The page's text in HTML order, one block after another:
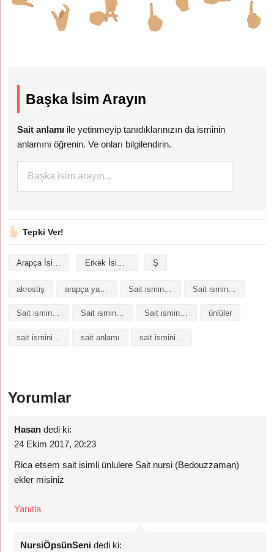
Başka İsim Arayın
Sait anlamı ile yetinmeyip tanıdıklarınızın da isminin
anlamını öğrenin. Ve onları bilgilendirin.
Tepki Ver!
Arapça İsimler Erkek İsimleri Ş
akrostiş arapça yazılışı Sait isminin anlamı
Sait isminin baş harfleriyle şiir Sait isminin kökeni Sait isminin numerolojisi ünlüler
sait anlamı
Yorumlar
Hasan dedi ki:
24 Ekim 2017, 20:23
Rica etsem sait isimli ünlulere Sait nursi (Bedouzzaman)
ekler misiniz
Yanıtla
NursiÖpsünSeni dedi ki: